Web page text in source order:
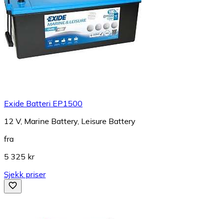
Exide Batteri EP1500
12 V, Marine Battery, Leisure Battery
fra
5 325 kr
Sjekk priser